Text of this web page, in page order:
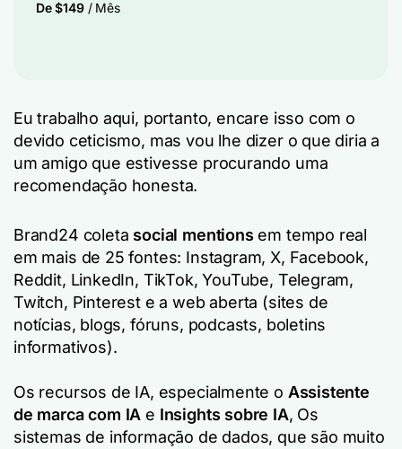
De $149 / Mês
Eu trabalho aqui, portanto, encare isso com o
devido ceticismo, mas vou lhe dizer o que diria a
um amigo que estivesse procurando uma
recomendação honesta.
Brand24 coleta social mentions em tempo real
em mais de 25 fontes: Instagram, X, Facebook,
Reddit, LinkedIn, TikTok, YouTube, Telegram,
Twitch, Pinterest e a web aberta (sites de
notícias, blogs, fóruns, podcasts, boletins
informativos).
Os recursos de IA, especialmente o Assistente
de marca com IA e Insights sobre IA, Os
sistemas de informação de dados, que são muito